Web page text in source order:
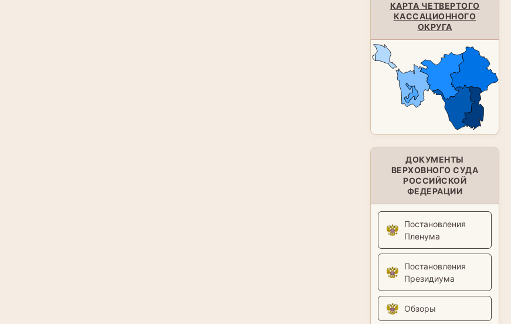
КАРТА ЧЕТВЕРТОГО
КАССАЦИОННОГО
ОКРУГА
ДОКУМЕНТЫ
ВЕРХОВНОГО СУДА
РОССИЙСКОЙ
ФЕДЕРАЦИИ
Постановления
Пленума
Постановления
Президиума
Обзоры